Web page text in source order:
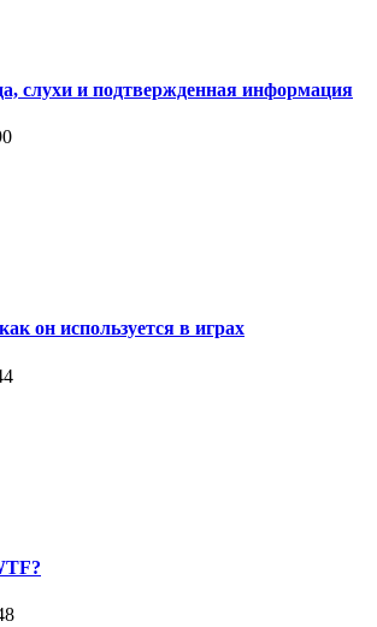
слухи и подтвержденная информация
он используется в играх